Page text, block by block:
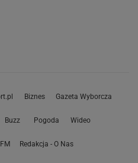
Biznes Gazeta Wyborcza
Buzz Pogoda Wideo
Redakcja - O Nas